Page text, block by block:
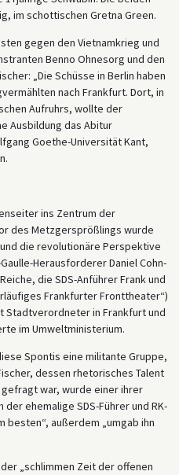
im schottischen Gretna Green.
gegen den Vietnamkrieg und
Benno Ohnesorg und den
„Die Schüsse in Berlin haben
nach Frankfurt. Dort, in
Aufruhrs, wollte der
Ausbildung das Abitur
Goethe-Universität Kant,
ins Zentrum der
des Metzgersprößlings wurde
die revolutionäre Perspektive
Herausforderer Daniel Cohn-
die SDS-Anführer Frank und
Frankfurter Fronttheater“)
Stadtverordneter in Frankfurt und
im Umweltministerium.
Spontis eine militante Gruppe,
dessen rhetorisches Talent
war, wurde einer ihrer
ehemalige SDS-Führer und RK-
besten“, außerdem „umgab ihn
„schlimmen Zeit der offenen